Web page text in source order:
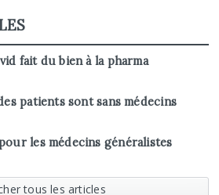
fait du bien à la pharma
patients sont sans médecins
les médecins généralistes
tous les articles